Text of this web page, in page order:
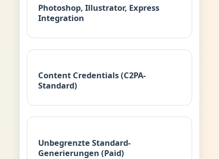
Photoshop, Illustrator, Express
Integration
Content Credentials (C2PA-
Standard)
Unbegrenzte Standard-
Generierungen (Paid)